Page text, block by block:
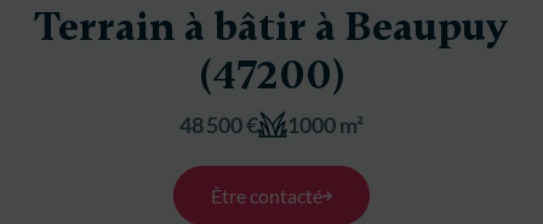
Terrain à bâtir à Beaupuy
(47200)
48 500 € 1000 m²
Être contacté